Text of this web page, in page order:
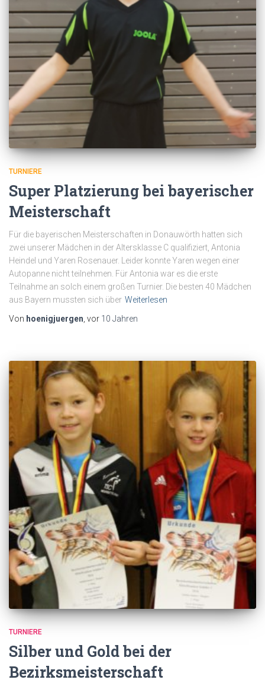
TURNIERE
Super Platzierung bei bayerischer
Meisterschaft
Für die bayerischen Meisterschaften in Donauwörth hatten sich
zwei unserer Mädchen in der Altersklasse C qualifiziert, Antonia
Heindel und Yaren Rosenauer. Leider konnte Yaren wegen einer
Autopanne nicht teilnehmen. Für Antonia war es die erste
Teilnahme an solch einem großen Turnier. Die besten 40 Mädchen
aus Bayern mussten sich über Weiterlesen
Von hoenigjuergen, vor 10 Jahren
TURNIERE
Silber und Gold bei der
Bezirksmeisterschaft